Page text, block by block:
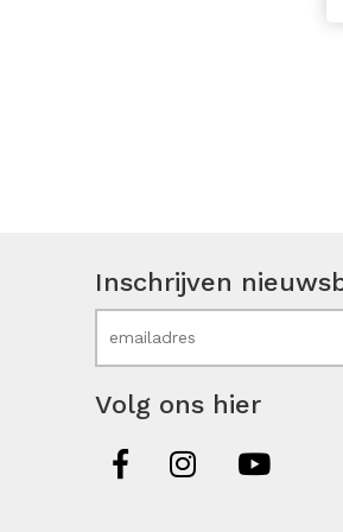
Inschrijven
Volg ons hier